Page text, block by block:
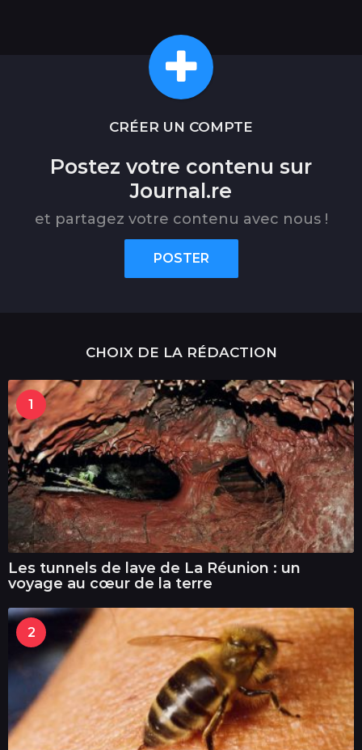
CRÉER UN COMPTE
Postez votre contenu sur
Journal.re
et partagez votre contenu avec nous !
POSTER
CHOIX DE LA RÉDACTION
1
Les tunnels de lave de La Réunion : un
voyage au cœur de la terre
2